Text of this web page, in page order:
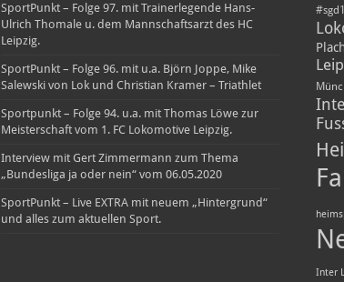
SportPunkt – Folge 97. mit Trainerlegende Hans-
Ulrich Thomale u. dem Mannschaftsarzt des HC
Leipzig.
SportPunkt – Folge 96. mit u.a. Björn Joppe, Mike
Salewski von Lok und Christian Kramer – Triathlet
Sportpunkt – Folge 94. u.a. mit Thomas Löwe zur
Meisterschaft vom 1. FC Lokomotive Leipzig.
Interview mit Gert Zimmermann zum Thema
„Bundesliga ja oder nein“ vom 06.05.2020
SportPunkt – Live EXTRA mit neuem „Hintergrund“
und alles zum aktuellen Sport.
Inter